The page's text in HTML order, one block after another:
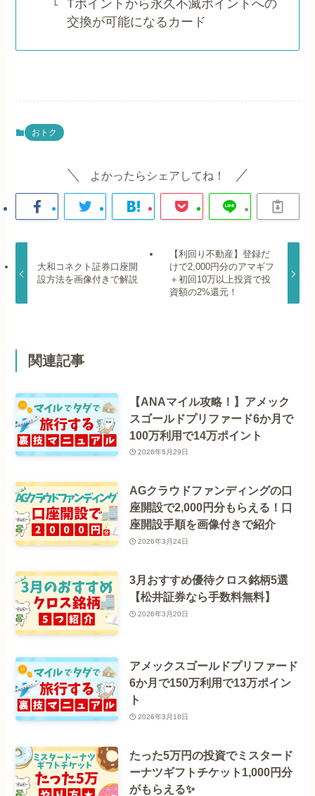
Tポイントから永久不滅ポイントへの
交換が可能になるカード
おトク
よかったらシェアしてね！
大和コネクト証券口座開
設方法を画像付きで解説
【利回り不動産】登録だ
けで2,000円分のアマギフ
＋初回10万以上投資で投
資額の2%還元！
関連記事
【ANAマイル攻略！】アメック
スゴールドプリファード6か月で
100万利用で14万ポイント
2026年5月29日
AGクラウドファンディングの口
座開設で2,000円分もらえる！口
座開設手順を画像付きで紹介
2026年3月24日
3月おすすめ優待クロス銘柄5選
【松井証券なら手数料無料】
2026年3月20日
アメックスゴールドプリファード
6か月で150万利用で13万ポイン
ト
2026年3月18日
たった5万円の投資でミスタード
ーナツギフトチケット1,000円分
がもらえる✨️